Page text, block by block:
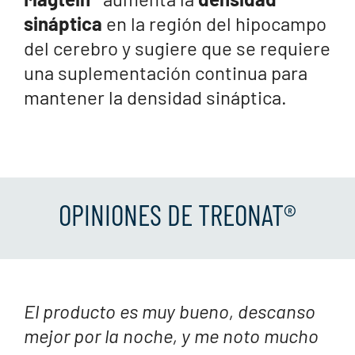
sináptica en la región del hipocampo
del cerebro y sugiere que se requiere
una suplementación continua para
mantener la densidad sináptica.
OPINIONES DE TREONAT®
El producto es muy bueno, descanso
mejor por la noche, y me noto mucho